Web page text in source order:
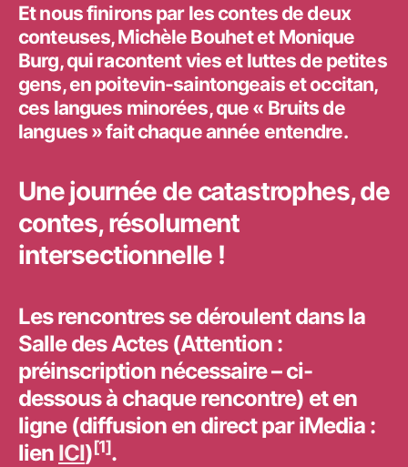
Et nous finirons par les contes de deux
conteuses,Michèle Bouhetet Monique
Burg, qui racontent vies et luttes de petites
gens, en poitevin-saintongeais et occitan,
ces langues minorées, que « Bruits de
langues » fait chaque année entendre.
Une journée de catastrophes, de
contes, résolument
intersectionnelle !
Les rencontres se déroulent dans la
Salle des Actes(Attention :
préinscription nécessaire– ci-
dessous à chaque rencontre) eten
ligne(diffusion en directpar iMedia :
lien ICI)[1].